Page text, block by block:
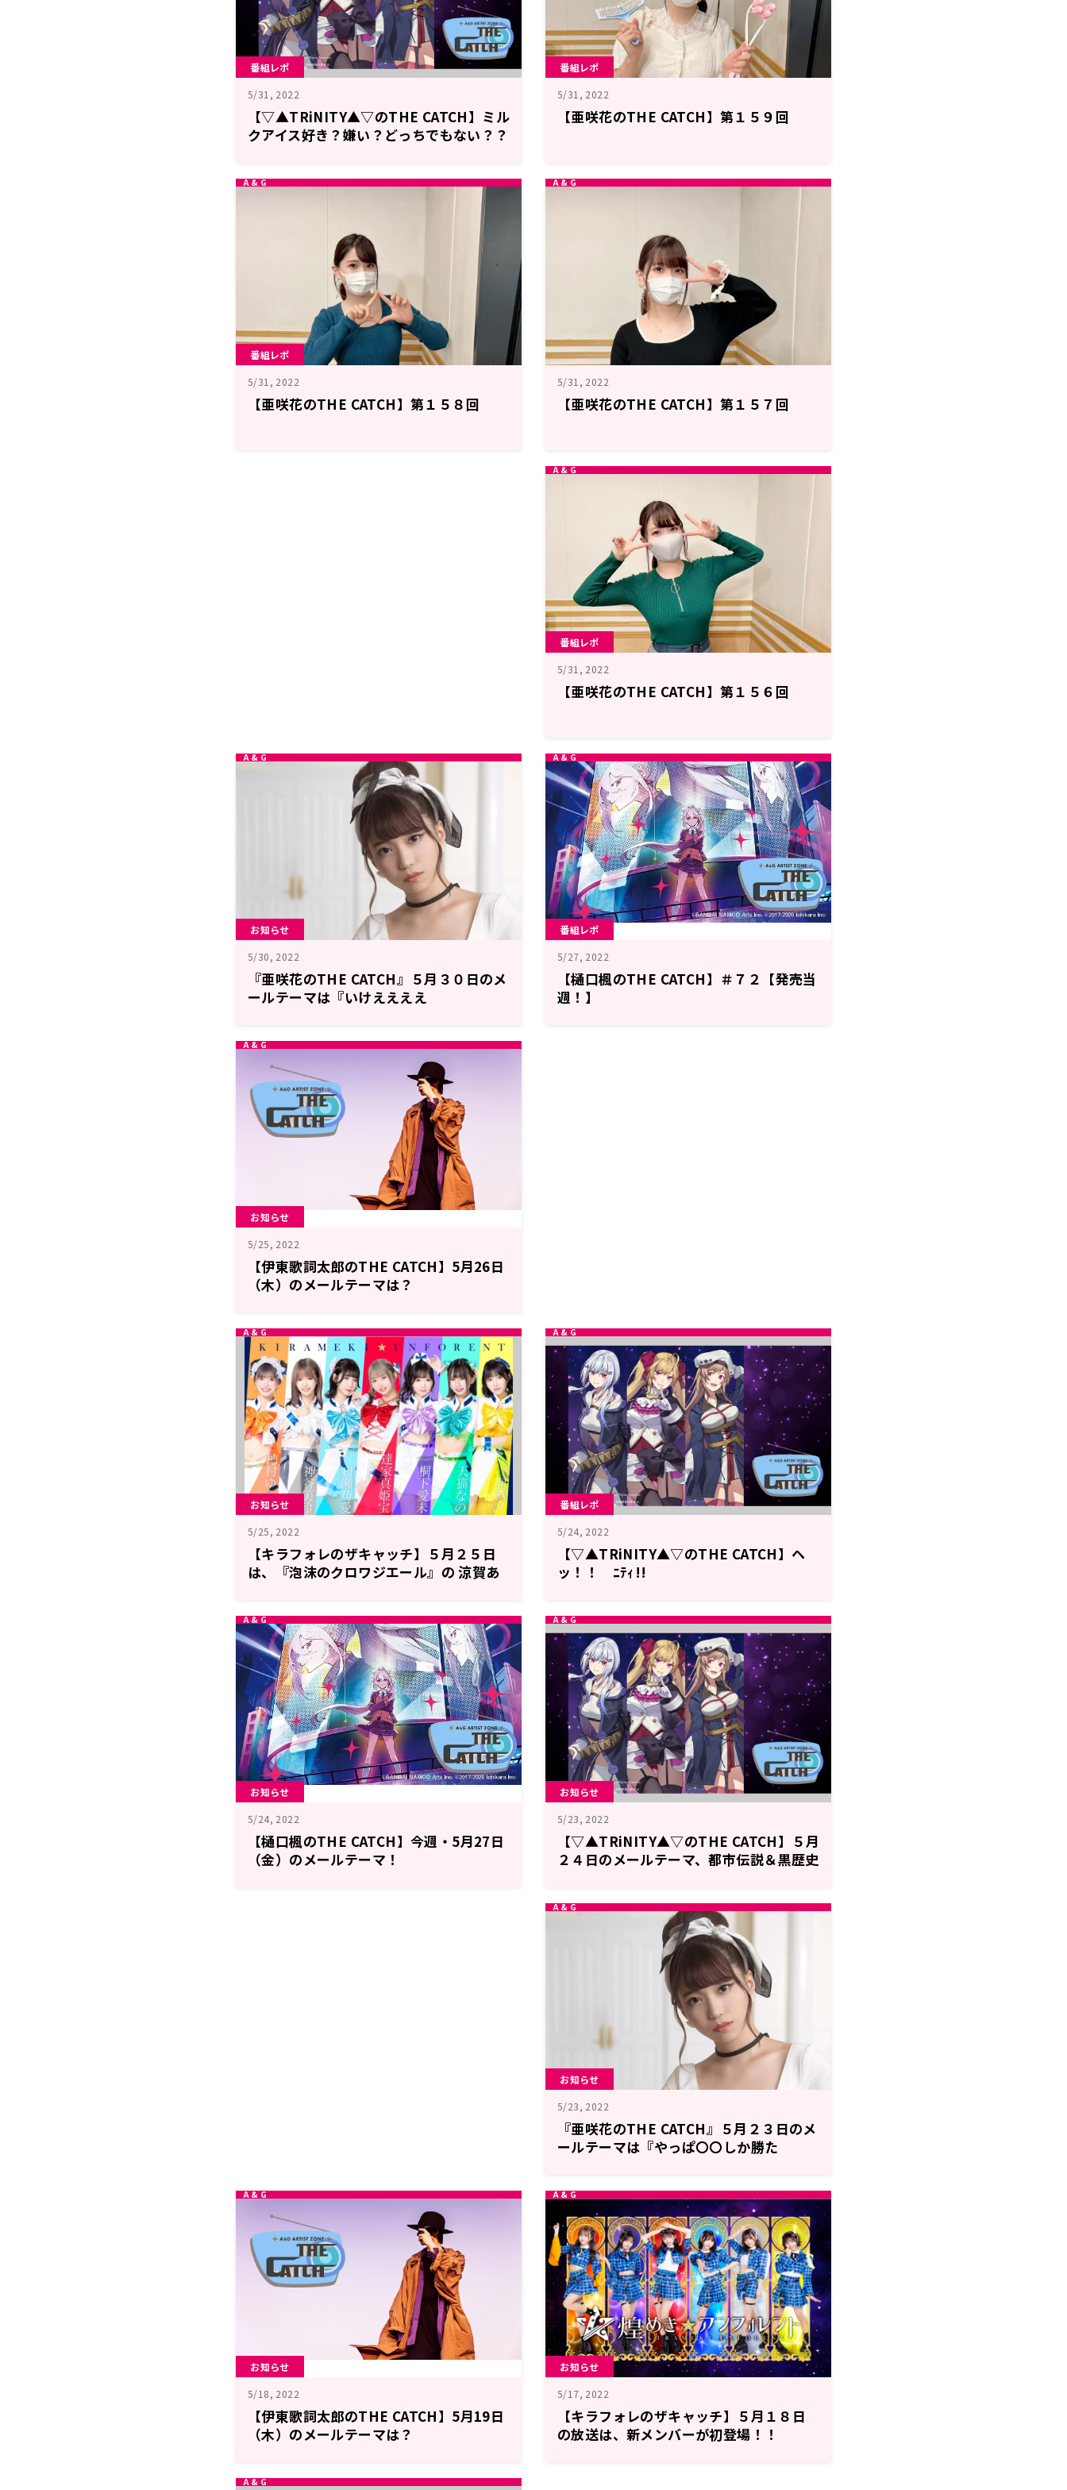
番組レポ
5/31, 2022
【▽▲TRiNITY▲▽のTHE CATCH】ミル
クアイス好き？嫌い？どっちでもない？？
番組レポ
5/31, 2022
【亜咲花のTHE CATCH】第１５９回
番組レポ
5/31, 2022
【亜咲花のTHE CATCH】第１５８回
5/31, 2022
【亜咲花のTHE CATCH】第１５７回
番組レポ
5/31, 2022
【亜咲花のTHE CATCH】第１５６回
お知らせ
5/30, 2022
『亜咲花のTHE CATCH』５月３０日のメ
ールテーマは『いけええええ
番組レポ
5/27, 2022
【樋口楓のTHE CATCH】＃７２【発売当
週！】
お知らせ
5/25, 2022
【伊東歌詞太郎のTHE CATCH】5月26日
（木）のメールテーマは？
お知らせ
5/25, 2022
【キラフォレのザキャッチ】５月２５日
は、『泡沫のクロワジエール』の 涼賀あ
番組レポ
5/24, 2022
【▽▲TRiNITY▲▽のTHE CATCH】ヘ
ッ！！ ﾆﾃｨ!!
お知らせ
5/24, 2022
【樋口楓のTHE CATCH】今週・5月27日
（金）のメールテーマ！
お知らせ
5/23, 2022
【▽▲TRiNITY▲▽のTHE CATCH】５月
２４日のメールテーマ、都市伝説＆黒歴史
お知らせ
5/23, 2022
『亜咲花のTHE CATCH』５月２３日のメ
ールテーマは『やっぱ〇〇しか勝た
お知らせ
5/18, 2022
【伊東歌詞太郎のTHE CATCH】5月19日
（木）のメールテーマは？
お知らせ
5/17, 2022
【キラフォレのザキャッチ】５月１８日
の放送は、新メンバーが初登場！！